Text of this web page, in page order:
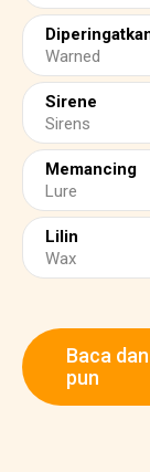
Warned
Sirene
Sirens
Memancing
Lure
Lilin
Wax
Baca
pun